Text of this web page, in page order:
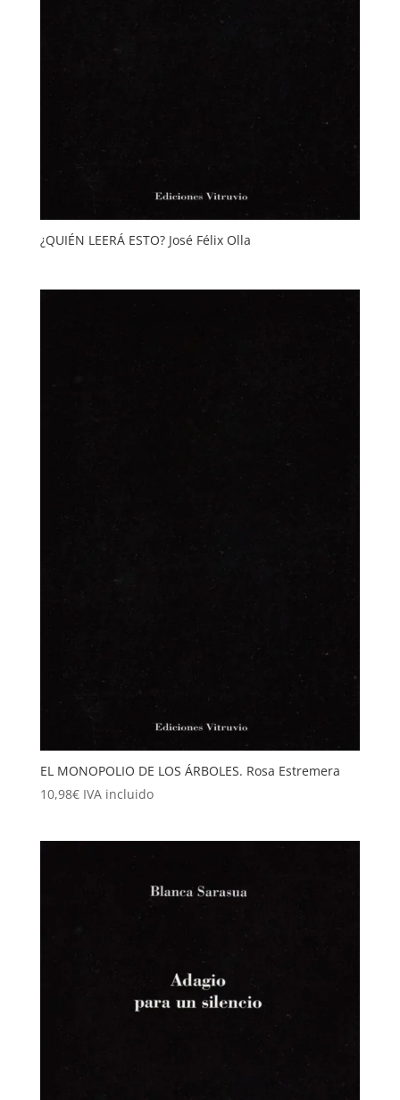
¿QUIÉN LEERÁ ESTO? José Félix Olla
EL MONOPOLIO DE LOS ÁRBOLES. Rosa Estremera
10,98€ IVA incluido